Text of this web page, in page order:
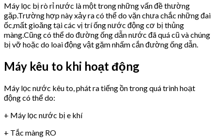
Máy lọc bị rò rỉ nước là một trong những vấn đề thường
gặp.Trường hợp này xảy ra có thể do vặn chưa chắc những đai
ốc,mất gioăng tại các vị trí ống nước động cơ bị thủng
màng.Cũng có thể do đường ống dẫn nước đã quá cũ và chúng
bị vỡ hoặc do loai động vật gặm nhấm cắn đường ống dẫn.
Máy kêu to khi hoạt động
Máy lọc nước kêu to, phát ra tiếng ồn trong quá trình hoạt
động có thể do:
+ Máy lọc nước bị e khí
+ Tắc màng RO